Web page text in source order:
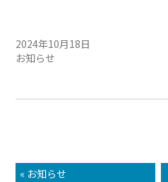
2024年10月18日
お知らせ
« お知らせ